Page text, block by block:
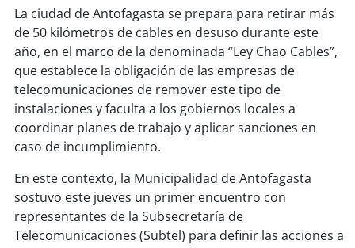
soyiquique
soy calama
soyantofagasta
soycopiapó
soyquillota
La ciudad de Antofagasta se prepara para retirar más
de 50 kilómetros de cables en desuso durante este
año, en el marco de la denominada “Ley Chao Cables”,
que establece la obligación de las empresas de
telecomunicaciones de remover este tipo de
instalaciones y faculta a los gobiernos locales a
coordinar planes de trabajo y aplicar sanciones en
caso de incumplimiento.
En este contexto, la Municipalidad de Antofagasta
sostuvo este jueves un primer encuentro con
representantes de la Subsecretaría de
Telecomunicaciones (Subtel) para definir las acciones a